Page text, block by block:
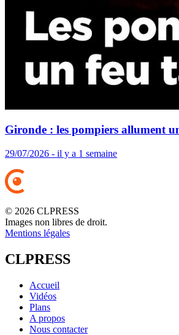
Gironde : les pompiers allument
29/07/2026 - il y a 1 semaine
© 2026 CLPRESS
Images non libres de droit.
Mentions légales
CLPRESS
Accueil
Vidéos
Plans
A propos
Nous contacter